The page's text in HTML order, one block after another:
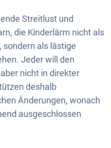
Streitlust und
die Kinderlärm nicht als
als lästige
Jeder will den
nicht in direkter
deshalb
Änderungen, wonach
ausgeschlossen